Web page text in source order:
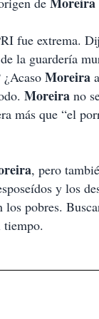
fue extrema.
la guardería
¿Acaso Moreira
Moreira no
más que “el
, pero
y los
pobres.